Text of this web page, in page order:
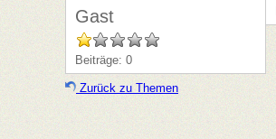
Gast
Beiträge: 0
Zurück zu Themen